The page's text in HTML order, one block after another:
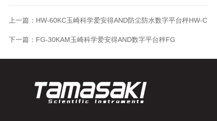
上一篇： HW-60KC玉崎科学爱安得AND防尘防水数字平台秤HW-C
下一篇： FG-30KAM玉崎科学爱安得AND数字平台秤FG